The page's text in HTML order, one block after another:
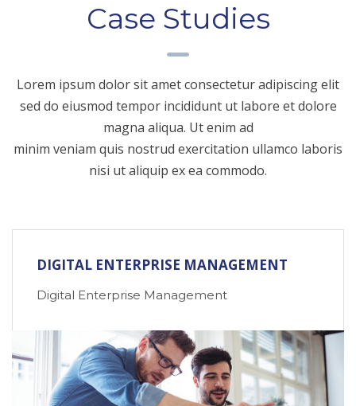
Case Studies
Lorem ipsum dolor sit amet consectetur adipiscing elit
sed do eiusmod tempor incididunt ut labore et dolore
magna aliqua. Ut enim ad
minim veniam quis nostrud exercitation ullamco laboris
nisi ut aliquip ex ea commodo.
DIGITAL ENTERPRISE MANAGEMENT
Digital Enterprise Management